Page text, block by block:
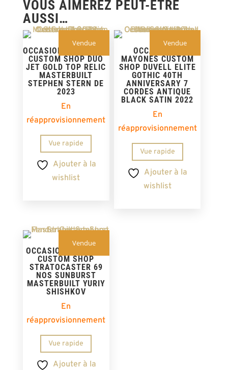
VOUS AIMEREZ PEUT-ÊTRE
AUSSI…
Vendue
OCCASION – GRETSCH
CUSTOM SHOP DUO
JET GOLD TOP RELIC
MASTERBUILT
STEPHEN STERN DE
2023
En
réapprovisionnement
Vue rapide
Ajouter à la
wishlist
Vendue
OCCASION –
MAYONES CUSTOM
SHOP DUVELL ELITE
GOTHIC 40TH
ANNIVERSARY 7
CORDES ANTIQUE
BLACK SATIN 2022
En
réapprovisionnement
Vue rapide
Ajouter à la
wishlist
Vendue
OCCASION – FENDER
CUSTOM SHOP
STRATOCASTER 69
NOS SUNBURST
MASTERBUILT YURIY
SHISHKOV
En
réapprovisionnement
Vue rapide
Ajouter à la